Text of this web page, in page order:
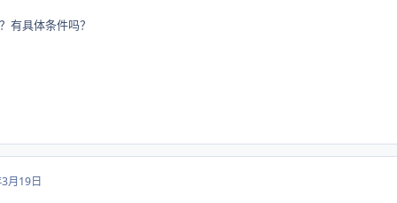
有具体条件吗？
月19日